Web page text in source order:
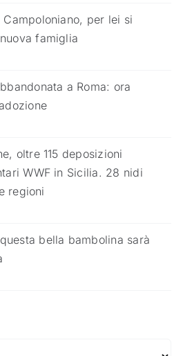
per lei si
famiglia
a Roma: ora
oltre 115 deposizioni
WWF in Sicilia. 28 nidi
regioni
bella bambolina sarà